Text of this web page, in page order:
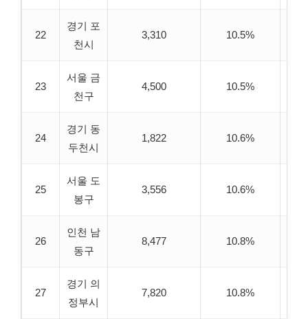
22
경기 포
천시
3,310 10.5%
23
서울 금
천구
4,500 10.5%
24
경기 동
두천시
1,822 10.6%
25
서울 도
봉구
3,556 10.6%
26
인천 남
동구
8,477 10.8%
27
경기 의
정부시
7,820 10.8%